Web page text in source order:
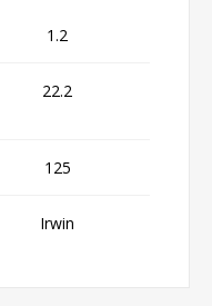
1.2
22.2
125
Irwin